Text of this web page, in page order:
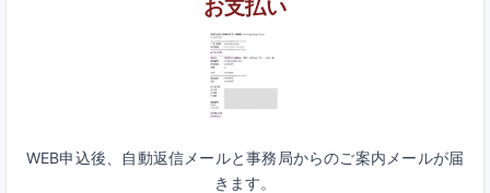
お支払い
WEB申込後、自動返信メールと事務局からのご案内メールが届
きます。